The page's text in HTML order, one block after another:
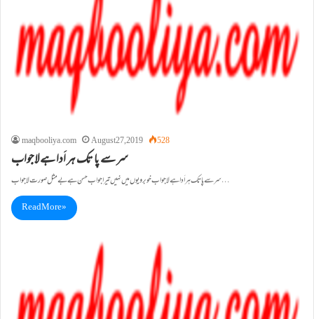
maqbooliya.com August 27, 2019 528
سر سے پا تک ہر اَدا ہے لاجواب
سر سے پا تک ہر اَدا ہے لاجواب خوبرویوں میں نہیں تیرا جواب حسن ہے بے مثل صورت لا جواب…
Read More »